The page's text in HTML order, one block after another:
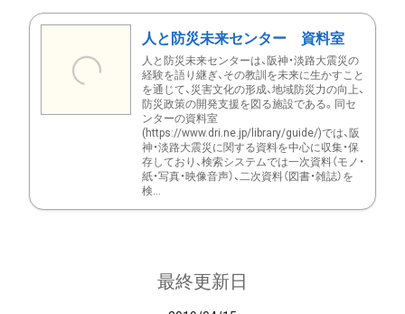
人と防災未来センター 資料室
人と防災未来センターは、阪神・淡路大震災の
経験を語り継ぎ、その教訓を未来に生かすこと
を通じて、災害文化の形成、地域防災力の向上、
防災政策の開発支援を図る施設である。同セ
ンターの資料室
(https://www.dri.ne.jp/library/guide/)では、阪
神・淡路大震災に関する資料を中心に収集・保
存しており、検索システムでは一次資料（モノ・
紙・写真・映像音声）、二次資料（図書・雑誌）を
検...
最終更新日